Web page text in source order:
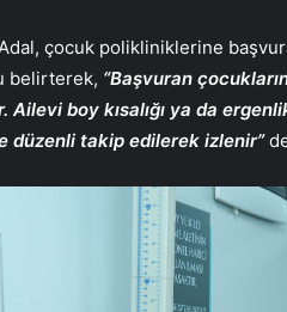
çocuk polikliniklerine
belirterek, “Başvuran
Ailevi boy kısalığı ya da
düzenli takip edilerek izlenir”